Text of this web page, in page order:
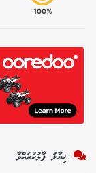
100%
ޚިޔާލު ފާޅުކުރައްވާ